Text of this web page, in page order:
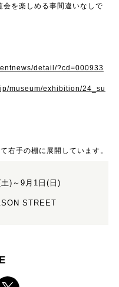
を楽しめる事間違いなしで
detail/?cd=000933
museum/exhibition/24_su
右手の棚に展開しています。
)～9月1日(日)
STREET